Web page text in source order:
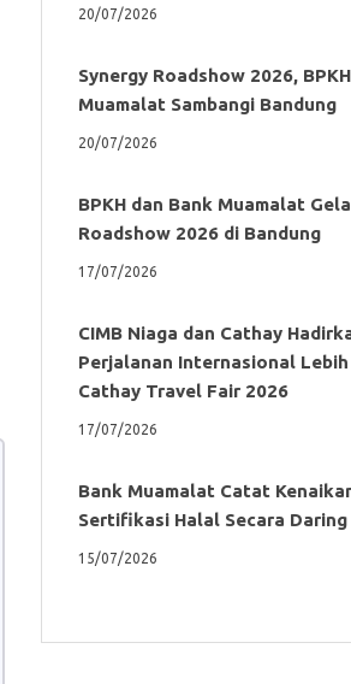
20/07/2026
Synergy Roadshow 2026,
Muamalat Sambangi Bandung
20/07/2026
BPKH dan Bank Muamalat
Roadshow 2026 di Bandung
17/07/2026
CIMB Niaga dan Cathay
Perjalanan Internasional
Cathay Travel Fair 2026
17/07/2026
Bank Muamalat Catat
Sertifikasi Halal Secara Daring
15/07/2026